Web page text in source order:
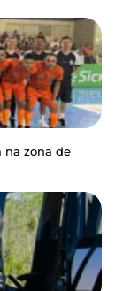
na zona de